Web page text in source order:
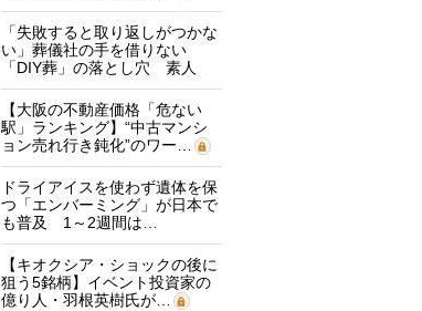
「失敗すると取り返しがつかな
い」葬儀社の手を借りない
「DIY葬」の落とし穴 素人
に…
【大阪の不動産価格「危ない
駅」ランキング】“中古マンシ
ョン売れ行き鈍化”のワー…
ドライアイスを使わず遺体を保
つ「エンバーミング」が日本で
も普及 1～2週間は…
【キオクシア・ショックの後に
狙う5銘柄】イベント投資家の
億り人・羽根英樹氏が…